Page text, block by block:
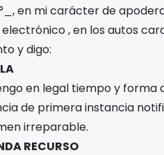
en mi carácter de
electrónico, en los autos
y digo:
en legal tiempo y
de primera instancia
irreparable.
RECURSO